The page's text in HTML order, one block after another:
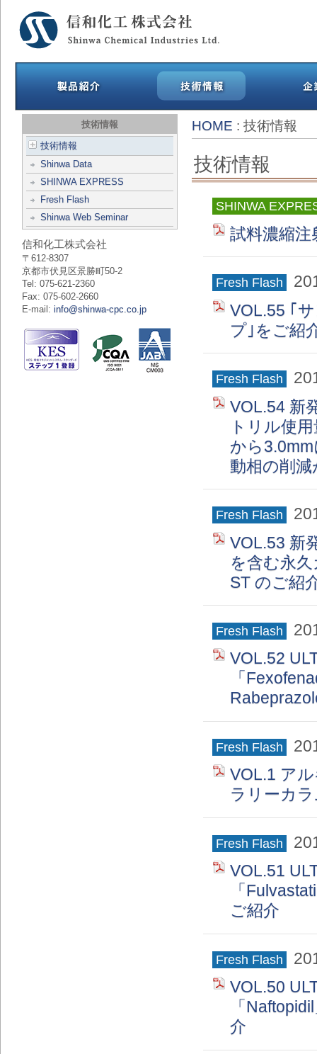
技術情報
技術情報
Shinwa Data
SHINWA EXPRESS
Fresh Flash
Shinwa Web Seminar
信和化工株式会社
〒612-8307
京都市伏見区景勝町50-2
Tel: 075-621-2360
Fax: 075-602-2660
E-mail: info@shinwa-cpc.co.jp
HOME : 技術情報
技術情報
SHINWA
試料濃縮
Fresh Flash
VOL.55 ｢
プ｣をご紹
Fresh Flash
VOL.54 新
トリル使
から
動相の削
Fresh Flash
VOL.53 新
を含む永
ST のご紹
Fresh Flash
VOL.52
「
Fresh Flash
VOL.1 ア
ラリーカ
Fresh Flash
VOL.51
「
ご紹介
Fresh Flash
VOL.50
「
介